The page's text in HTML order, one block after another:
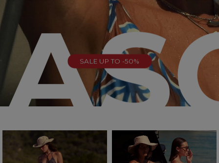
SALE UP TO -50%